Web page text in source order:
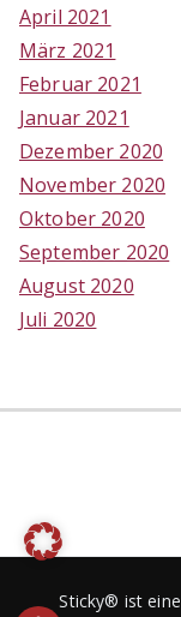
April 2021
März 2021
Februar 2021
Januar 2021
Dezember 2020
November 2020
Oktober 2020
September 2020
August 2020
Juli 2020
Sticky® ist